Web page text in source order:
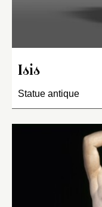
Isis
Statue antique